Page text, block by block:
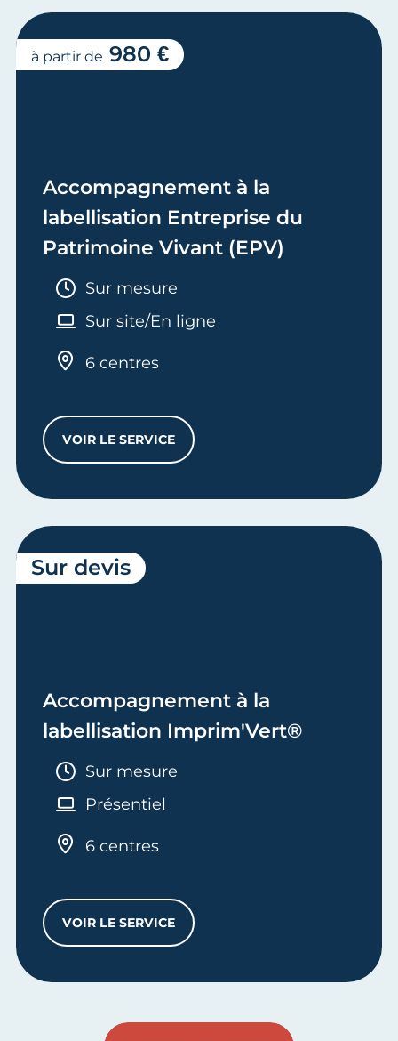
Accompagnement à la
labellisation Entreprise du
Patrimoine Vivant (EPV)
Durée :
Sur mesure
Sur site/En ligne
6 centres
VOIR LE SERVICEACCOMPAGNEMENT À LA
à partir de 980 €
Accompagnement à la
labellisation Imprim'Vert®
Durée :
Sur mesure
Présentiel
6 centres
VOIR LE SERVICEACCOMPAGNEMENT À LA
Sur devis